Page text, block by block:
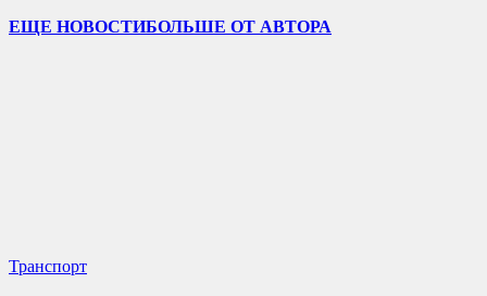
ЕЩЕ НОВОСТИБОЛЬШЕ ОТ АВТОРА
Транспорт